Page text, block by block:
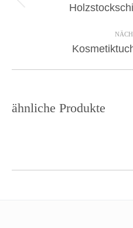
ähnliche Produkte